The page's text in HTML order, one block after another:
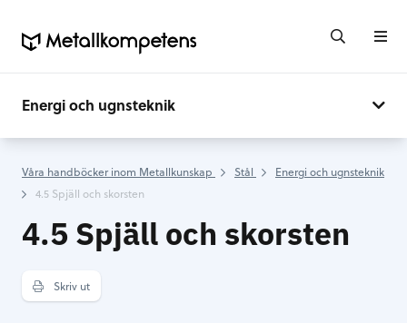
Energi och ugnsteknik
Våra handböcker inom Metallkunskap Stål
Energi och ugnsteknik
4.5 Spjäll och skorsten
4.5 Spjäll och skorsten
Skriv ut